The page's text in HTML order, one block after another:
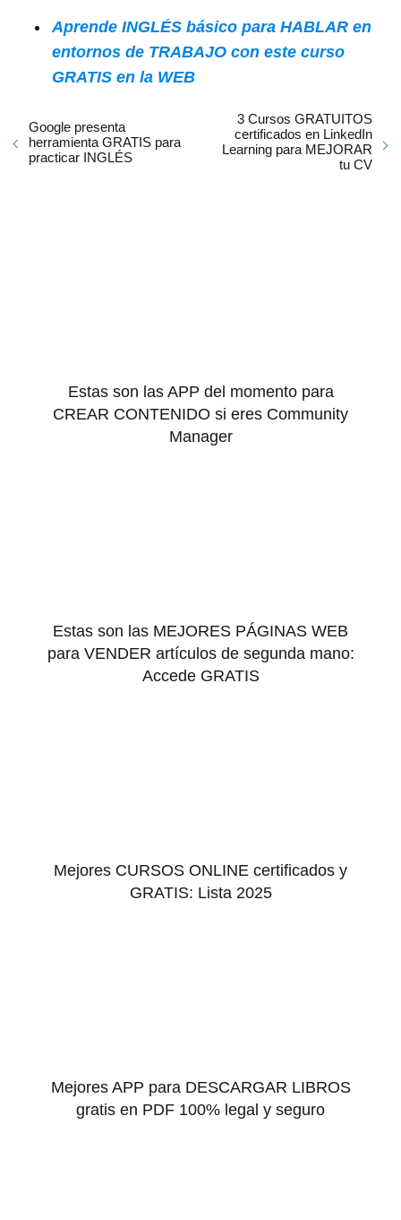
Aprende INGLÉS básico para HABLAR en
entornos de TRABAJO con este curso
GRATIS en la WEB
Google presenta
herramienta GRATIS para
practicar INGLÉS
3 Cursos GRATUITOS
certificados en LinkedIn
Learning para MEJORAR
tu CV
Estas son las APP del momento para
CREAR CONTENIDO si eres Community
Manager
Estas son las MEJORES PÁGINAS WEB
para VENDER artículos de segunda mano:
Accede GRATIS
Mejores CURSOS ONLINE certificados y
GRATIS: Lista 2025
Mejores APP para DESCARGAR LIBROS
gratis en PDF 100% legal y seguro